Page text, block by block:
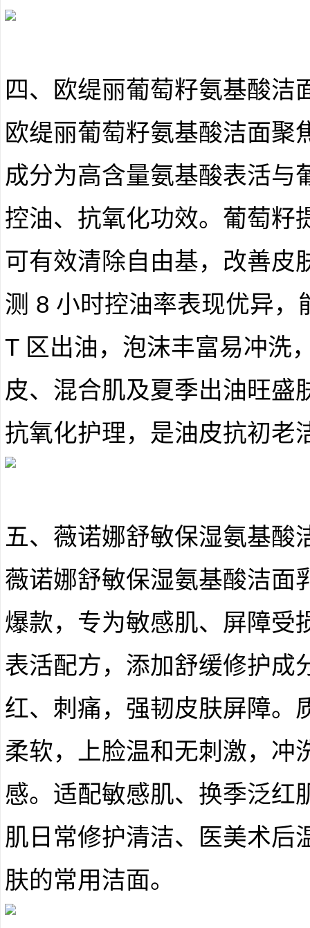
四、欧缇丽葡萄籽氨基酸洁
欧缇丽葡萄籽氨基酸洁面聚
成分为高含量氨基酸表活与
控油、抗氧化功效。葡萄籽
可有效清除自由基，改善皮
测 8 小时控油率表现优异
T 区出油，泡沫丰富易冲洗
皮、混合肌及夏季出油旺盛
抗氧化护理，是油皮抗初老
五、薇诺娜舒敏保湿氨基酸
薇诺娜舒敏保湿氨基酸洁面
爆款，专为敏感肌、屏障受
表活配方，添加舒缓修护成
红、刺痛，强韧皮肤屏障。
柔软，上脸温和无刺激，冲
感。适配敏感肌、换季泛红
肌日常修护清洁、医美术后
肤的常用洁面。